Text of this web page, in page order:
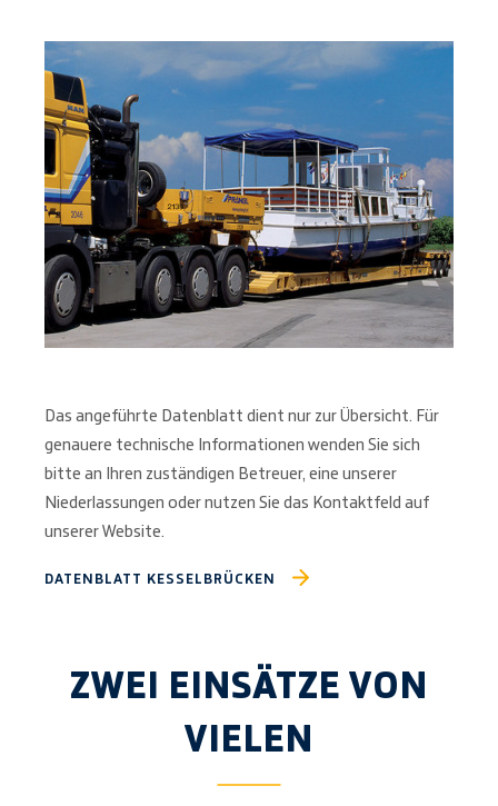
Das angeführte Datenblatt dient nur zur Übersicht. Für
genauere technische Informationen wenden Sie sich
bitte an Ihren zuständigen Betreuer, eine unserer
Niederlassungen oder nutzen Sie das Kontaktfeld auf
unserer Website.
DATENBLATT KESSELBRÜCKEN
ZWEI EINSÄTZE VON
VIELEN